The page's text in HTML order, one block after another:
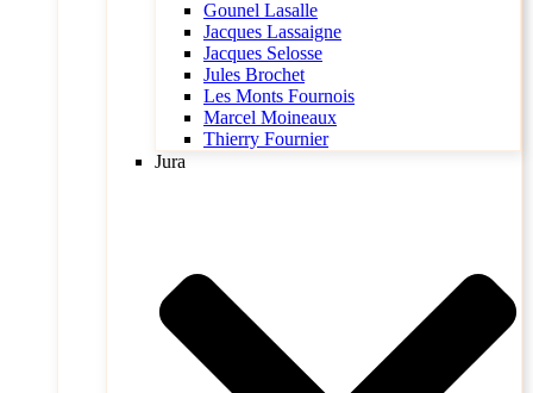
Gounel Lasalle
Jacques Lassaigne
Jacques Selosse
Jules Brochet
Les Monts Fournois
Marcel Moineaux
Thierry Fournier
Jura